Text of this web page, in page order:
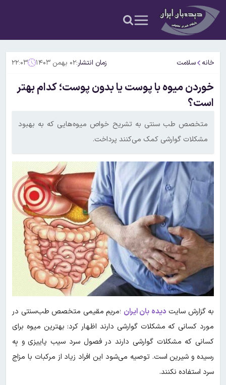
خانه سلامت زمان انتشار:۰۲ بهمن ۱۴۰۳ ۲۲:۰۳
خوردن میوه با پوست یا بدون پوست؛ کدام بهتر
است؟
متخصص طب سنتی به تشریح خواص میوه‌هایی که به بهبود
مشکلات گوارشی کمک می‌کنند پرداخت.
به گزارش سایت دیده بان ایران ؛مریم مقیمی متخصص طب‌سنتی در
مورد کسانی که مشکلات گوارشی دارند اظهار کرد: بهترین میوه برای
کسانی که مشکلات گوارشی دارند در فصول سرد سیب پاییزی و بِه
رسیده و شیرین است. توصیه می‌شود این افراد زیاد از مرکبات با مزاج
سرد استفاده نکنند.